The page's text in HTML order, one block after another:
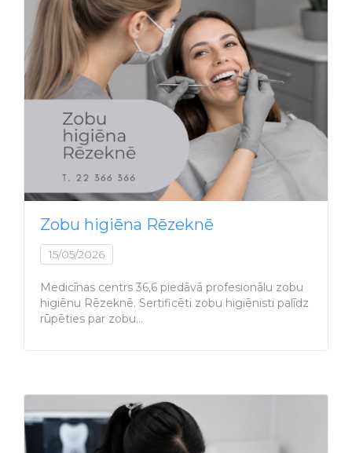
Zobu higiēna Rēzeknē
15/05/2026
Medicīnas centrs 36,6 piedāvā profesionālu zobu
higiēnu Rēzeknē. Sertificēti zobu higiēnisti palīdz
rūpēties par zobu…